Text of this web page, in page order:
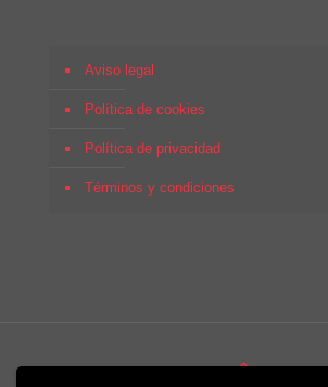
Aviso legal
Política de cookies
Política de privacidad
Términos y condiciones